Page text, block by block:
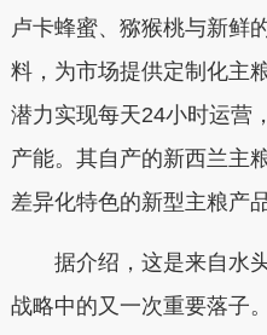
卢卡蜂蜜、猕猴桃与新鲜
料，为市场提供定制化主
潜力实现每天24小时运营
产能。其自产的新西兰主
差异化特色的新型主粮产
据介绍，这是来自水头
战略中的又一次重要落子